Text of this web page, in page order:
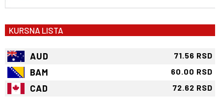
KURSNA LISTA
AUD 71.56 RSD
BAM 60.00 RSD
CAD 72.62 RSD